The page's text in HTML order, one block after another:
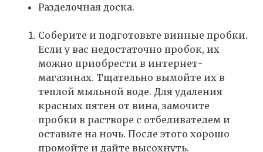
Разделочная доска.
Соберите и подготовьте винные пробки.
Если у вас недостаточно пробок, их
можно приобрести в интернет-
магазинах. Тщательно вымойте их в
теплой мыльной воде. Для удаления
красных пятен от вина, замочите
пробки в растворе с отбеливателем и
оставьте на ночь. После этого хорошо
промойте и дайте высохнуть.